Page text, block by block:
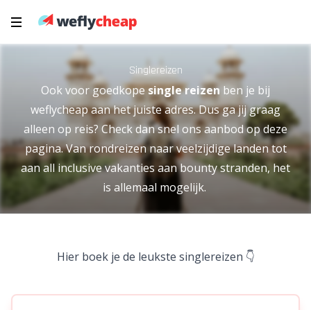
Singlereizen
Ook voor goedkope single reizen ben je bij
weflycheap aan het juiste adres. Dus ga jij graag
alleen op reis? Check dan snel ons aanbod op deze
pagina. Van rondreizen naar veelzijdige landen tot
aan all inclusive vakanties aan bounty stranden, het
is allemaal mogelijk.
Hier boek je de leukste singlereizen 👇